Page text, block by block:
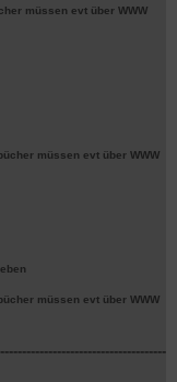
müssen evt über WWW
müssen evt über WWW
müssen evt über WWW